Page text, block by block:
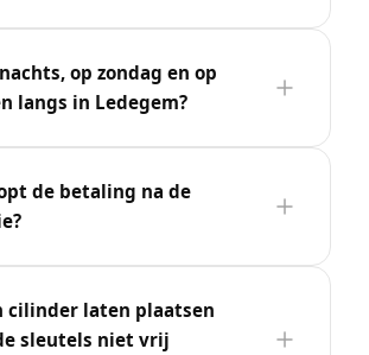
op zondag en op
langs in Ledegem?
de betaling na de
cilinder laten plaatsen
sleutels niet vrij